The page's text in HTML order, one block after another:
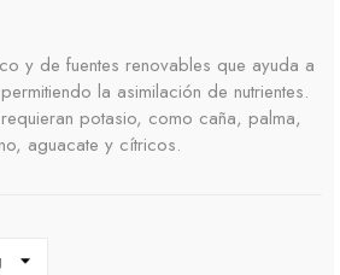
y de fuentes renovables que ayuda a
la asimilación de nutrientes.
potasio, como caña, palma,
aguacate y cítricos.